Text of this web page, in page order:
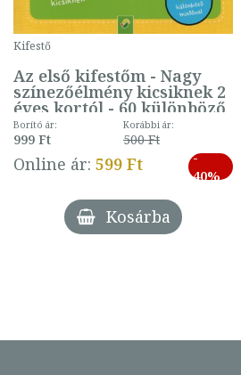
Kifestő
Az első kifestőm - Nagy
színezőélmény kicsiknek 2
éves kortól - 60 különböző
mintával (gombás)
Borító ár:
999 Ft
Korábbi ár:
500 Ft
Online ár: 599 Ft
-
40%
Kosárba